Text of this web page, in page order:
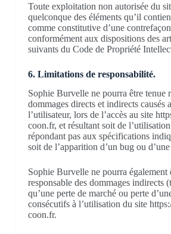
Toute exploitation non autorisée du
quelconque des éléments qu’il
comme constitutive d’une
conformément aux dispositions des
suivants du Code de Propriété
6. Limitations de responsabilité.
Sophie Burvelle ne pourra être tenue
dommages directs et indirects causés
l’utilisateur, lors de l’accès au site
coon.fr, et résultant soit de
répondant pas aux spécifications
soit de l’apparition d’un bug ou
Sophie Burvelle ne pourra également
responsable des dommages indirects
qu’une perte de marché ou perte
consécutifs à l’utilisation du site
coon.fr.